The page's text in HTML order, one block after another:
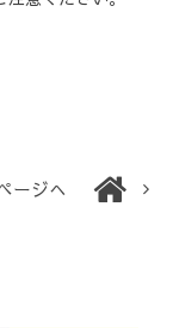
ージへ